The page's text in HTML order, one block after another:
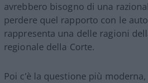
avrebbero bisogno di una
perdere quel rapporto con le
rappresenta una delle ragioni
regionale della Corte.
Poi c’è la questione più